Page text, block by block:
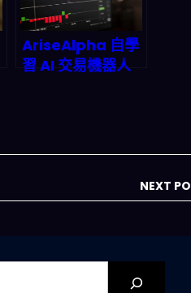
AriseAlpha 自學
習 AI 交易機器人
NEXT